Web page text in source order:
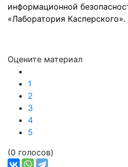
информационной
«Лаборатория Касперского».
Оцените материал
1
2
3
4
5
(0 голосов)